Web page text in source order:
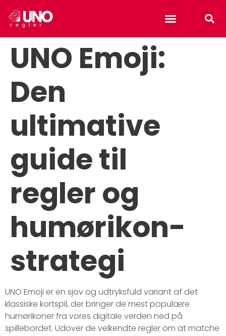
UNO Emoji:
Den
ultimative
guide til
regler og
humørikon-
strategi
UNO Emoji er en sjov og udtryksfuld variant af det
klassiske kortspil, der bringer de mest populære
humørikoner fra vores digitale verden ned på
spillebordet. Udover de velkendte regler om at matche